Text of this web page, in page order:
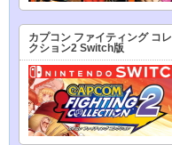
カプコン ファイティング コレ
クション2 Switch版